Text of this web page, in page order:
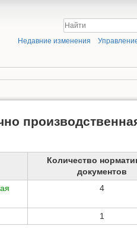
Недавние изменения
Количество
документов
4
1